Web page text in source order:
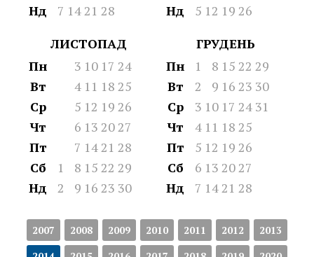
Нд
7 1421 28
Нд
5 12 19 26
ЛИСТОПАД
Пн
3 10 17 24
Вт
4 11 18 25
Ср
5 12 19 26
Чт
6 13 2027
Пт
7 1421 28
Сб
1 8 15 22 29
Нд
2 9 16 23 30
ГРУДЕНЬ
Пн
1 8 15 22 29
Вт
2 9 16 23 30
Ср
3 10 17 24 31
Чт
4 11 18 25
Пт
5 12 19 26
Сб
6 13 2027
Нд
7 1421 28
2007 2008 2009 2010 2011 2012
2013